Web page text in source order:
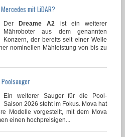
mit LiDAR?
Der Dreame A2 ist ein weiterer
Mähroboter aus dem genannten
Konzern, der bereits seit einer Weile
nominellen Mähleistung von bis zu
Poolsauger
Ein weiterer Sauger für die Pool-
Saison 2026 steht im Fokus. Mova hat
Modelle vorgestellt, mit dem Mova
einen hochpreisigen...